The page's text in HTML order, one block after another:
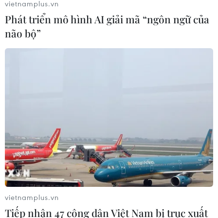
04/08/2026 22:41
Trung Quốc tăng cường trấn áp tội
04/08/2026 14:10
Hàn Quốc ban hành cảnh báo nắng
04/08/2026 12:37
vietnamplus.vn
Phát triển mô hình AI giải mã “ngôn ngữ của
não bộ”
vietnamplus.vn
Tiếp nhận 47 công dân Việt Nam bị trục xuất